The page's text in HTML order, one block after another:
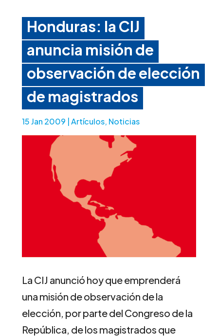
Honduras: la CIJ
anuncia misión de
observación de elección
de magistrados
15 Jan 2009 Artículos, Noticias
La CIJ anunció hoy que emprenderá
una misión de observación de la
elección, por parte del Congreso de la
República, de los magistrados que